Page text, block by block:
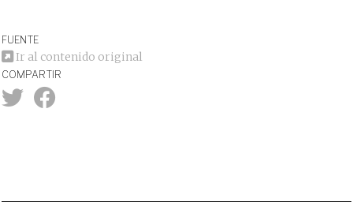
FUENTE
Ir al contenido original
COMPARTIR